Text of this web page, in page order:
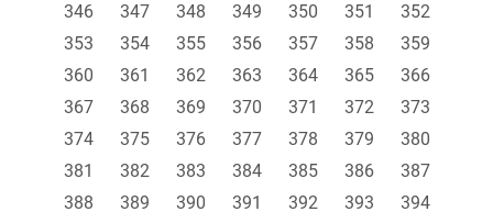
346
347 348 349 350 351
352
353
354 355 356 357 358
359
360
361 362 363 364 365
366
367
368 369 370 371 372
373
374
375 376 377 378 379
380
381
382 383 384 385 386
387
388
389 390 391 392 393
394